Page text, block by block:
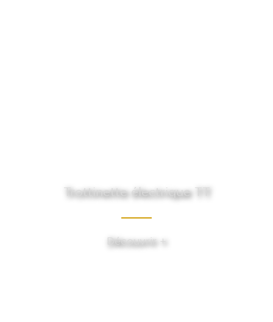
Trottinette électrique TT
Découvrir +